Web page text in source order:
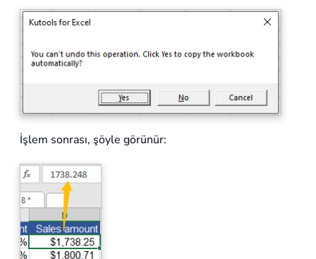
İşlem sonrası, şöyle görünür: